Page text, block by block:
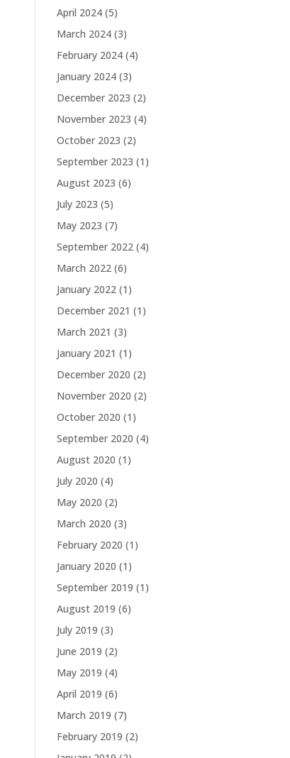
April 2024 (5)
March 2024 (3)
February 2024 (4)
January 2024 (3)
December 2023 (2)
November 2023 (4)
October 2023 (2)
September 2023 (1)
August 2023 (6)
July 2023 (5)
May 2023 (7)
September 2022 (4)
March 2022 (6)
January 2022 (1)
December 2021 (1)
March 2021 (3)
January 2021 (1)
December 2020 (2)
November 2020 (2)
October 2020 (1)
September 2020 (4)
August 2020 (1)
July 2020 (4)
May 2020 (2)
March 2020 (3)
February 2020 (1)
January 2020 (1)
September 2019 (1)
August 2019 (6)
July 2019 (3)
June 2019 (2)
May 2019 (4)
April 2019 (6)
March 2019 (7)
February 2019 (2)